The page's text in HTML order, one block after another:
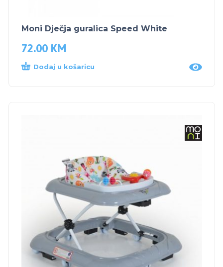
Moni Dječja guralica Speed White
72.00 KM
Dodaj u košaricu